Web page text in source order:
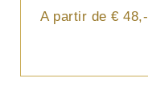
A partir de € 48,-